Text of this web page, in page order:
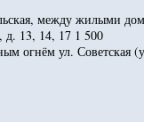
между жилыми
д. 13, 14, 17 1 500
огнём ул. Советская